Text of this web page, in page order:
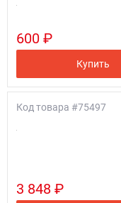
600 ₽
Купить
Код товара #75497
3 848 ₽